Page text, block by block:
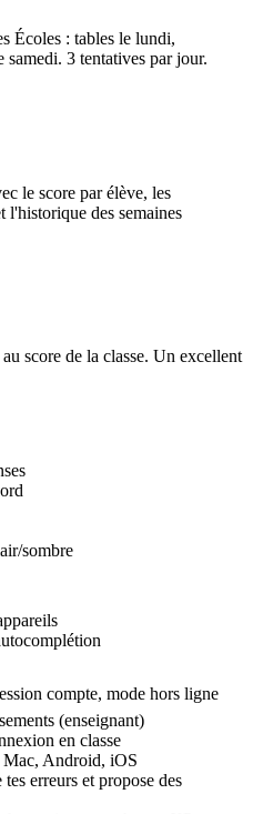
Écoles : tables le lundi,
3 tentatives par jour.
le score par élève, les
l'historique des semaines
score de la classe. Un excellent
sombre
compte, mode hors ligne
(enseignant)
en classe
Android, iOS
tes erreurs et propose des